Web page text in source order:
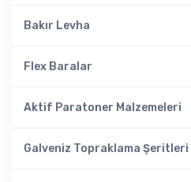
Bakır Levha
Flex Baralar
Aktif Paratoner Malzemeleri
Galveniz Topraklama Şeritleri